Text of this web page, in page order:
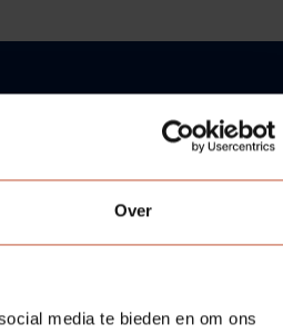
Over
media te bieden en om ons